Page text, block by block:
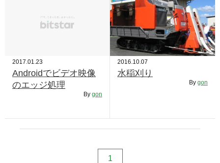
WORKS
ACTION
RECRUIT
STAFF BLOG
2017.01.23
Androidでビデオ映像
のエッジ処理
By gon
2016.10.07
水稲刈り
By gon
1